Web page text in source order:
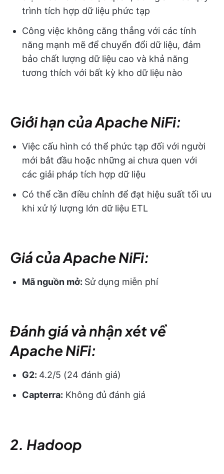
trình tích hợp dữ liệu phức tạp
Công việc không căng thẳng với các tính
năng mạnh mẽ để chuyển đổi dữ liệu, đảm
bảo chất lượng dữ liệu cao và khả năng
tương thích với bất kỳ kho dữ liệu nào
Giới hạn của Apache NiFi:
Việc cấu hình có thể phức tạp đối với người
mới bắt đầu hoặc những ai chưa quen với
các giải pháp tích hợp dữ liệu
Có thể cần điều chỉnh để đạt hiệu suất tối ưu
khi xử lý lượng lớn dữ liệu ETL
Giá của Apache NiFi:
Mã nguồn mở: Sử dụng miễn phí
Đánh giá và nhận xét về
Apache NiFi:
G2: 4.2/5 (24 đánh giá)
Capterra: Không đủ đánh giá
2. Hadoop